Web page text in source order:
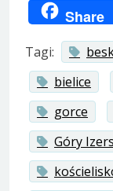
Share
Tagi:
bielice
gorce
Góry